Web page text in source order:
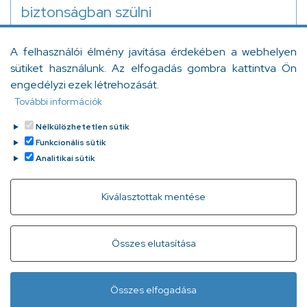
A felhasználói élmény javítása érdekében a webhelyen
sütiket használunk. Az elfogadás gombra kattintva Ön
engedélyzi ezek létrehozását.
További információk
Nélkülözhetetlen sütik
Funkcionális sütik
Analitikai sütik
Kiválasztottak mentése
Összes elutasítása
Withdraw consent
Összes elfogadása
biztonságban szülni
kapcsán ebben a cikkünkben az intézményen kívüli
szülés egy formáját szeretnénk bemutatni az
olvasóknak.
2024. április 9.
Gyorslinkek
Adatvédelem Kapcsolat
+ 36 1 296 2556(normál díjas, 8:00-20:00 között
hívható)